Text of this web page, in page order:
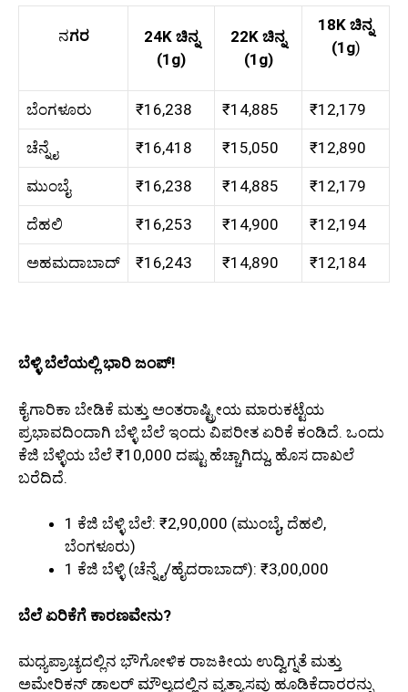
ನಗರ
24K ಚಿನ್ನ
(1g)
22K ಚಿನ್ನ
(1g)
18K ಚಿನ್ನ
(1g)
ಬೆಂಗಳೂರು ₹16,238 ₹14,885 ₹12,179
ಚೆನ್ನೈ ₹16,418 ₹15,050 ₹12,890
ಮುಂಬೈ ₹16,238 ₹14,885 ₹12,179
ದೆಹಲಿ ₹16,253 ₹14,900 ₹12,194
ಅಹಮದಾಬಾದ್ ₹16,243 ₹14,890 ₹12,184
ಬೆಳ್ಳಿ ಬೆಲೆಯಲ್ಲಿ ಭಾರಿ ಜಂಪ್!
ಕೈಗಾರಿಕಾ ಬೇಡಿಕೆ ಮತ್ತು ಅಂತರಾಷ್ಟ್ರೀಯ ಮಾರುಕಟ್ಟೆಯ
ಪ್ರಭಾವದಿಂದಾಗಿ ಬೆಳ್ಳಿ ಬೆಲೆ ಇಂದು ವಿಪರೀತ ಏರಿಕೆ ಕಂಡಿದೆ. ಒಂದು
ಕೆಜಿ ಬೆಳ್ಳಿಯ ಬೆಲೆ ₹10,000 ದಷ್ಟು ಹೆಚ್ಚಾಗಿದ್ದು, ಹೊಸ ದಾಖಲೆ
ಬರೆದಿದೆ.
1 ಕೆಜಿ ಬೆಳ್ಳಿ ಬೆಲೆ: ₹2,90,000 (ಮುಂಬೈ, ದೆಹಲಿ,
ಬೆಂಗಳೂರು)
1 ಕೆಜಿ ಬೆಳ್ಳಿ (ಚೆನ್ನೈ/ಹೈದರಾಬಾದ್): ₹3,00,000
ಬೆಲೆ ಏರಿಕೆಗೆ ಕಾರಣವೇನು?
ಮಧ್ಯಪ್ರಾಚ್ಯದಲ್ಲಿನ ಭೌಗೋಳಿಕ ರಾಜಕೀಯ ಉದ್ವಿಗ್ನತೆ ಮತ್ತು
ಅಮೇರಿಕನ್ ಡಾಲರ್ ಮೌಲ್ಯದಲ್ಲಿನ ವ್ಯತ್ಯಾಸವು ಹೂಡಿಕೆದಾರರನ್ನು